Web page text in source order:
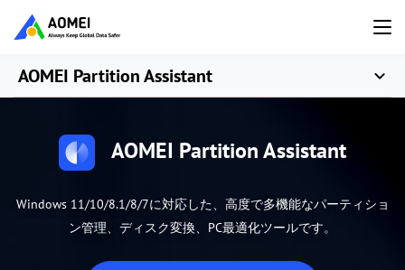
AOMEI Partition Assistant
AOMEI Partition Assistant
Windows 11/10/8.1/8/7に対応した、高度で多機能なパーティショ
ン管理、ディスク変換、PC最適化ツールです。